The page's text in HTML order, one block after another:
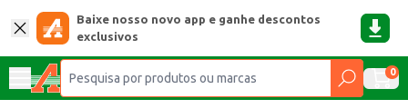
Baixe nosso novo app e ganhe descontos
exclusivos
0